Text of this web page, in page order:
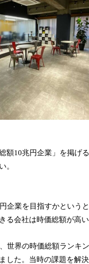
額10兆円企業」を掲げ
。
企業を目指すかという
る会社は時価総額が高い
世界の時価総額ランキ
した。当時の課題を解